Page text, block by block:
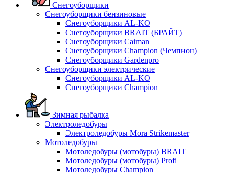
Снегоуборщики
Снегоуборщики бензиновые
Снегоуборщики AL-KO
Снегоуборщики BRAIT (БРАЙТ)
Снегоуборщики Caiman
Снегоуборщики Champion (Чемпион)
Снегоуборщики Gardenpro
Снегоуборщики электрические
Снегоуборщики AL-KO
Снегоуборщики Champion
Зимная рыбалка
Электроледобуры
Электроледобуры Mora Strikemaster
Мотоледобуры
Мотоледобуры (мотобуры) BRAIT
Мотоледобуры (мотобуры) Profi
Мотоледобуры Champion